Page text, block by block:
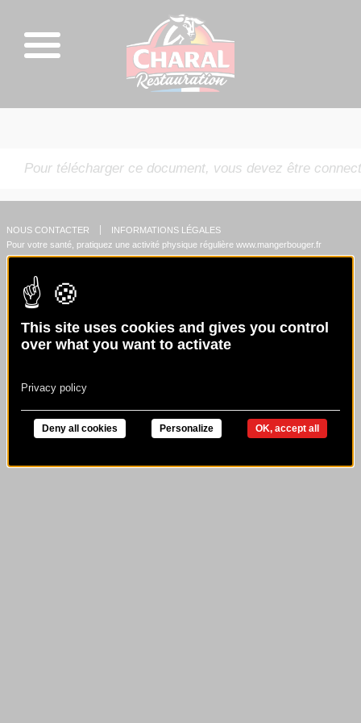
Pour télécharger ce document, vous devez être
NOUS CONTACTER
INFORMATIONS LÉGALES
Pour votre santé, pratiquez une activité physique régulière www.mangerbouger.fr
This site uses cookies and gives you control
over what you want to activate
OK, accept all
Deny all cookies Personalize
Privacy policy